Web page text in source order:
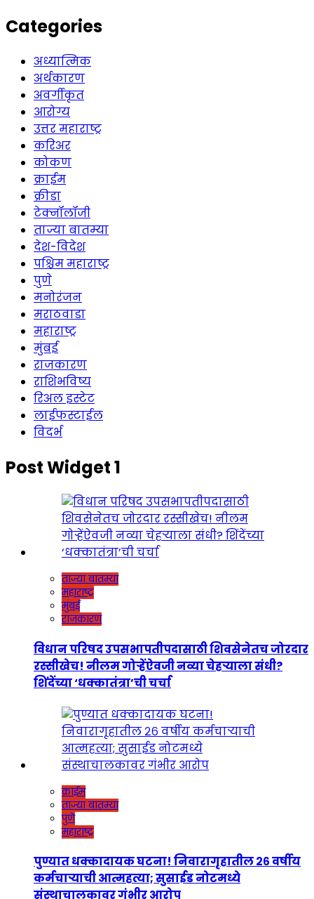
Categories
अध्यात्मिक
अर्थकारण
अवर्गीकृत
आरोग्य
उत्तर महाराष्ट्र
करिअर
कोकण
क्राईम
क्रीडा
टेक्नॉलॉजी
ताज्या बातम्या
देश-विदेश
पश्चिम महाराष्ट्र
पुणे
मनोरंजन
मराठवाडा
महाराष्ट्र
मुंबई
राजकारण
राशिभविष्य
रिअल इस्टेट
लाईफस्टाईल
विदर्भ
Post Widget 1
ताज्या बातम्या
महाराष्ट्र
मुंबई
राजकारण
विधान परिषद उपसभापतीपदासाठी शिवसेनेतच जोरदार
रस्सीखेच! नीलम गोऱ्हेंऐवजी नव्या चेहऱ्याला संधी?
शिंदेंच्या ‘धक्कातंत्रा’ची चर्चा
क्राईम
ताज्या बातम्या
पुणे
महाराष्ट्र
पुण्यात धक्कादायक घटना! निवारागृहातील २६ वर्षीय
कर्मचाऱ्याची आत्महत्या; सुसाईड नोटमध्ये
संस्थाचालकावर गंभीर आरोप